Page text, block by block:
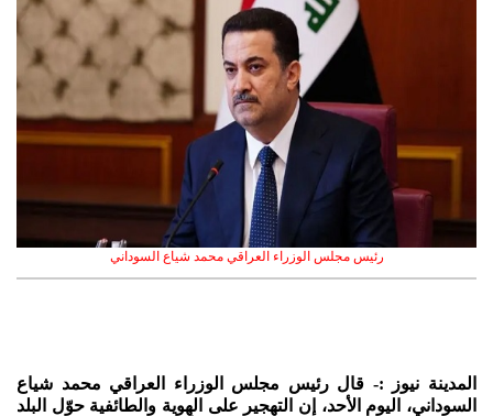
رئيس مجلس الوزراء العراقي محمد شياع السوداني
المدينة نيوز :- قال رئيس مجلس الوزراء العراقي محمد شياع
السوداني، اليوم الأحد، إن التهجير على الهوية والطائفية حوّل البلد